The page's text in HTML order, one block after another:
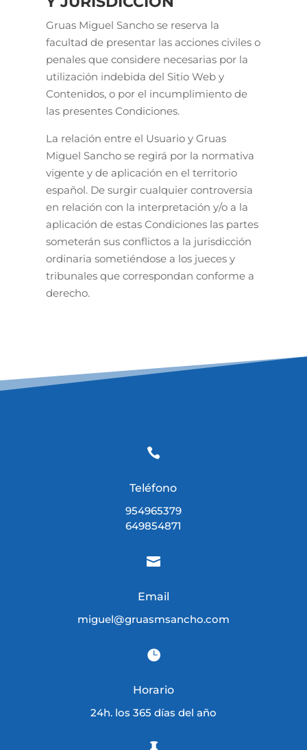
Gruas Miguel Sancho se reserva la
facultad de presentar las acciones civiles o
penales que considere necesarias por la
utilización indebida del Sitio Web y
Contenidos, o por el incumplimiento de
las presentes Condiciones.
La relación entre el Usuario y Gruas
Miguel Sancho se regirá por la normativa
vigente y de aplicación en el territorio
español. De surgir cualquier controversia
en relación con la interpretación y/o a la
aplicación de estas Condiciones las partes
someterán sus conflictos a la jurisdicción
ordinaria sometiéndose a los jueces y
tribunales que correspondan conforme a
derecho.

Teléfono
954965379
649854871

Email
miguel@gruasmsancho.com

Horario
24h. los 365 días del año